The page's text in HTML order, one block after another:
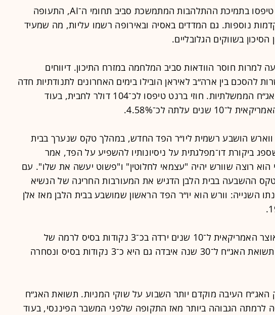
המניות בארה״ב טיפסו בתמיכת ההתלהבות המתמשכת סביב תחומי ה־AI, התעופה
נוספות. גם המדדים באסיה ובאירופה רשמו עליות, מה שמעיד
בשווקים הגלובליים.
למרות חוסר הוודאות סביב המלחמה במזרח התיכון. דיווחים
להסכם בין ארה״ב לאיראן הובילו בימים האחרונים לתנודתיות חדה
במחירי הנפט ובאג״ח הממשלתיות. חוזי ברנט טיפסו לכ־104 דולר לחבית, בעוד
שנים עלתה לכ־4.58%.
ווארש הושבע רשמית ליו״ר הפד החדש, במהלך טקס שנערך בבית
ביקורת דו־מפלגתית על ניסיונותיו להשפיע על הפד, אמר
רוצה שוורש יהיה "עצמאי לחלוטין" ו"פשוט יעשה את שלו". עם
ההשבעה בבית הלבן הדגיש את המעורבות החריגה של הנשיא
השנייה: וורש הוא יו״ר הפד הראשון שמושבע בבית הלבן מאז אלן
תשואת אג״ח האוצר האמריקאית ל־10 שנים ירדה בכ־3 נקודות בסיס לרמה של
כ־4.55%, בעוד תשואת האג״ח ל־30 שנה איבדה גם היא כ־3 נקודות בסיס ונסחרה
האג״ח העיבה מוקדם יותר השבוע על שוקי המניות. תשואת האג״ח
לרמתה הגבוהה ביותר מאז התקופה שלפני המשבר הפיננסי, בעוד